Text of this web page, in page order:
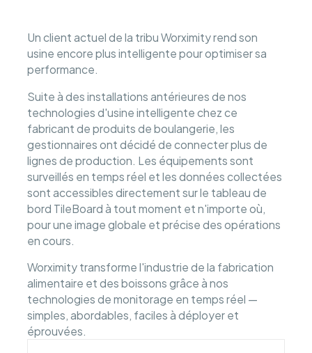
Un client actuel de la tribu Worximity rend son
usine encore plus intelligente pour optimiser sa
performance.
Suite à des installations antérieures de nos
technologies d'usine intelligente chez ce
fabricant de produits de boulangerie, les
gestionnaires ont décidé de connecter plus de
lignes de production. Les équipements sont
surveillés en temps réel et les données collectées
sont accessibles directement sur le tableau de
bord TileBoard à tout moment et n'importe où,
pour une image globale et précise des opérations
en cours.
Worximity transforme l'industrie de la fabrication
alimentaire et des boissons grâce à nos
technologies de monitorage en temps réel —
simples, abordables, faciles à déployer et
éprouvées.